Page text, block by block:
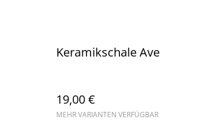
Keramikschale Ave
19,00 €
MEHR VARIANTEN VERFÜGBAR